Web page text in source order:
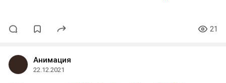
21
Анимация
22.12.2021